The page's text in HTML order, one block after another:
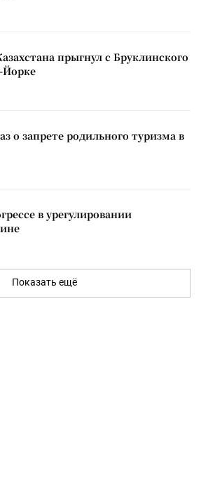
прыгнул с Бруклинского
Йорке
о запрете родильного туризма в
в урегулировании
Показать ещё